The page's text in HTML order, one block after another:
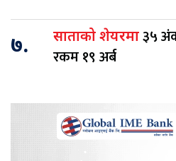
७. साताको शेयरमा३५
रकम १९ अर्ब